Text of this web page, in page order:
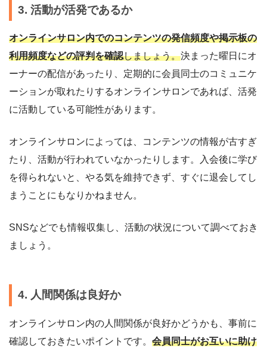
3. 活動が活発であるか
オンラインサロン内でのコンテンツの発信頻度や掲示板の
利用頻度などの評判を確認しましょう。決まった曜日にオ
ーナーの配信があったり、定期的に会員同士のコミュニケ
ーションが取れたりするオンラインサロンであれば、活発
に活動している可能性があります。
オンラインサロンによっては、コンテンツの情報が古すぎ
たり、活動が行われていなかったりします。入会後に学び
を得られないと、やる気を維持できず、すぐに退会してし
まうことにもなりかねません。
SNSなどでも情報収集し、活動の状況について調べておき
ましょう。
4. 人間関係は良好か
オンラインサロン内の人間関係が良好かどうかも、事前に
確認しておきたいポイントです。 会員同士がお互いに助け